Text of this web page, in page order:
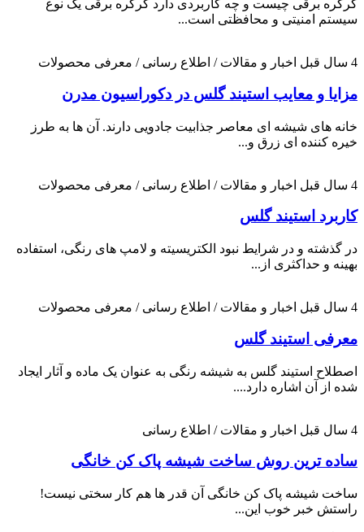
کرکره برقی چیست و چه کاربردی دارد کرکره برقی یک نوع
سیستم امنیتی و محافظتی است...
4 سال قبل اخبار و مقالات / اطلاع رسانی / معرفی محصولات
مزایا و معایب استیند گلس در دکوراسیون مدرن
خانه های شیشه ای معاصر جذابیت جادویی دارند. آن ها به طرز
خیره کننده ای زرق و...
4 سال قبل اخبار و مقالات / اطلاع رسانی / معرفی محصولات
کاربرد استیند گلس
در گذشته و در شرایط نبود الکتریسیته و لامپ های رنگی، استفاده
بهینه و حداکثری از...
4 سال قبل اخبار و مقالات / اطلاع رسانی / معرفی محصولات
معرفی استیند گلس
اصطلاح استیند گلس به شیشه رنگی به عنوان یک ماده و آثار ایجاد
شده از آن اشاره دارد....
4 سال قبل اخبار و مقالات / اطلاع رسانی
ساده ترین روش ساخت شیشه پاک کن خانگی
ساخت شیشه پاک کن خانگی آن قدر ها هم کار سختی نیست!
راستش خبر خوب این...